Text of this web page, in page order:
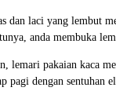
dan laci yang lembut
anda membuka
lemari pakaian kaca
pagi dengan